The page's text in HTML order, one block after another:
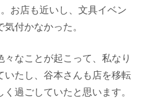
お店も近いし、文具イベン
付かなかった。
なことが起こって、私なり
いたし、谷本さんも店を移転
過ごしていたと思います。